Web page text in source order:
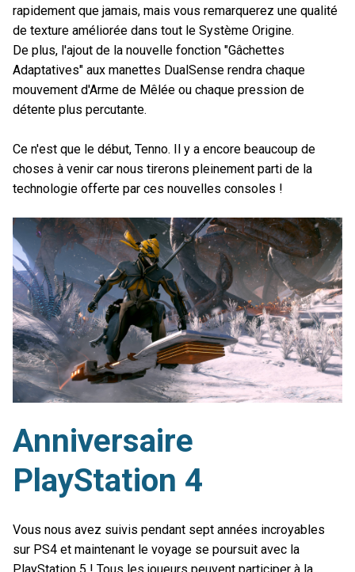
rapidement que jamais, mais vous remarquerez une qualité
de texture améliorée dans tout le Système Origine.
De plus, l'ajout de la nouvelle fonction "Gâchettes
Adaptatives" aux manettes DualSense rendra chaque
mouvement d'Arme de Mêlée ou chaque pression de
détente plus percutante.
Ce n'est que le début, Tenno. Il y a encore beaucoup de
choses à venir car nous tirerons pleinement parti de la
technologie offerte par ces nouvelles consoles !
Anniversaire
PlayStation 4
Vous nous avez suivis pendant sept années incroyables
sur PS4 et maintenant le voyage se poursuit avec la